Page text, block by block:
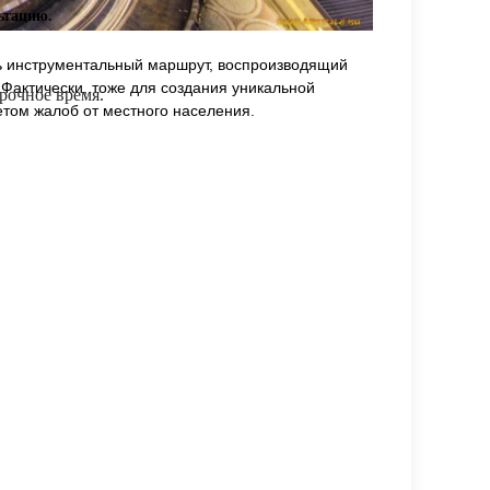
маршрут, воспроизводящий
тоже для создания уникальной
жалоб от местного населения.
время.